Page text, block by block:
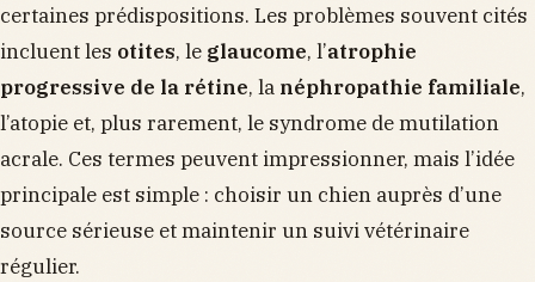
certaines prédispositions. Les problèmes souvent cités
incluent les otites, le glaucome, l’atrophie
progressive de la rétine, la néphropathie familiale,
l’atopie et, plus rarement, le syndrome de mutilation
acrale. Ces termes peuvent impressionner, mais l’idée
principale est simple : choisir un chien auprès d’une
source sérieuse et maintenir un suivi vétérinaire
régulier.